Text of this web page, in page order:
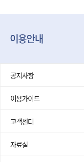
이용안내
공지사항
이용가이드
고객센터
자료실